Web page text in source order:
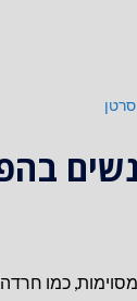
סרטן
כמו